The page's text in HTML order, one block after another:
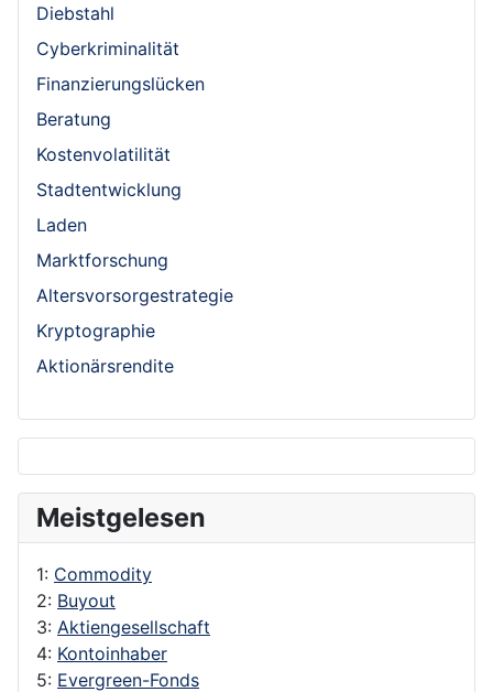
Diebstahl
Cyberkriminalität
Finanzierungslücken
Beratung
Kostenvolatilität
Stadtentwicklung
Laden
Marktforschung
Altersvorsorgestrategie
Kryptographie
Aktionärsrendite
Meistgelesen
1: Commodity
2: Buyout
3: Aktiengesellschaft
4: Kontoinhaber
5: Evergreen-Fonds